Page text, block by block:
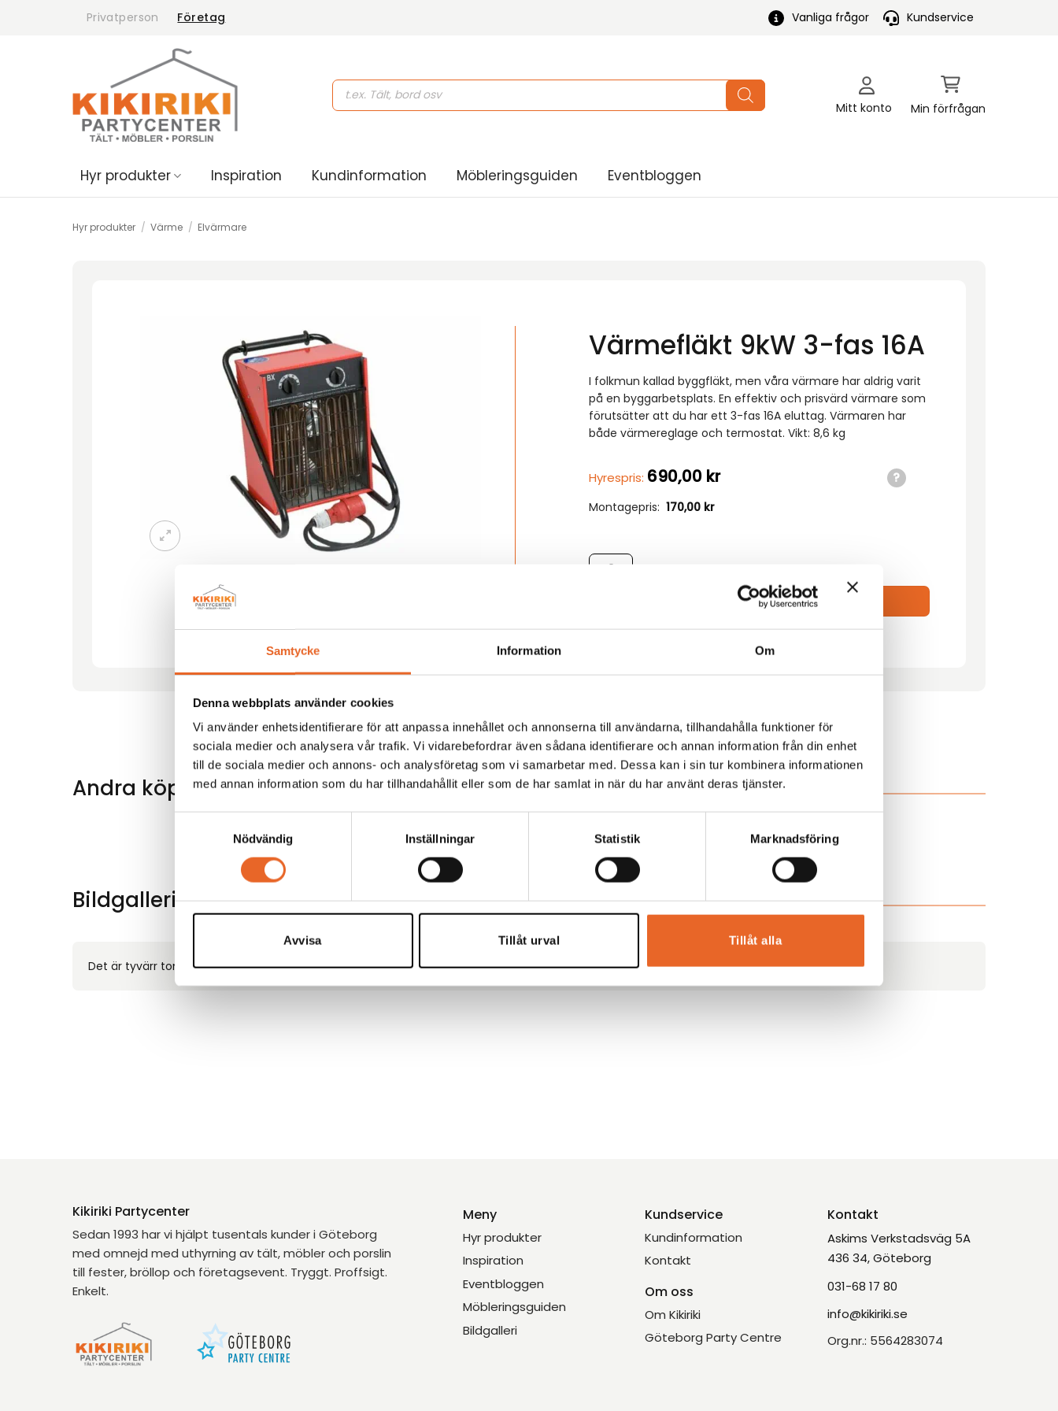
Samtycke Information Om
Denna webbplats använder cookies
Vi använder enhetsidentifierare för att anpassa innehållet och annonserna till användarna, tillhandahålla funktioner för
sociala medier och analysera vår trafik. Vi vidarebefordrar även sådana identifierare och annan information från din enhet
till de sociala medier och annons- och analysföretag som vi samarbetar med. Dessa kan i sin tur kombinera informationen
med annan information som du har tillhandahållit eller som de har samlat in när du har använt deras tjänster.
Nödvändig
Inställningar Statistik Marknadsföring
Avvisa Tillåt urval Tillåt alla
Privatperson Företag Vanliga frågor Kundservice
Products
search
Mitt konto Min förfrågan
Hyr produkter Inspiration Kundinformation Möbleringsguiden Eventbloggen
Hyr produkter / Värme / Elvärmare
Värmefläkt 9kW 3-fas 16A
I folkmun kallad byggfläkt, men våra värmare har aldrig varit
på en byggarbetsplats. En effektiv och prisvärd värmare som
förutsätter att du har ett 3-fas 16A eluttag. Värmaren har
både värmereglage och termostat. Vikt: 8,6 kg
Hyrespris: 690,00 kr
Montagepris: 170,00 kr
Värmefläkt 9kW 3-fas 16A mängd
Lägg till i förfrågan
Andra köpte även till
Bildgalleri för denna produkt
Det är tyvärr tomt här för tillfället.
Kikiriki Partycenter
Sedan 1993 har vi hjälpt tusentals kunder i Göteborg
med omnejd med uthyrning av tält, möbler och porslin
till fester, bröllop och företagsevent. Tryggt. Proffsigt.
Enkelt.
Meny
Hyr produkter
Inspiration
Eventbloggen
Möbleringsguiden
Bildgalleri
Kundservice
Kundinformation
Kontakt
Om oss
Om Kikiriki
Göteborg Party Centre
Kontakt
Askims Verkstadsväg 5A
436 34, Göteborg
031-68 17 80
info@kikiriki.se
Org.nr.: 5564283074